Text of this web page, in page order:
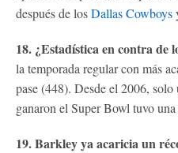
después de losDallas Cowboys
18. ¿Estadística en contra de
la temporada regular con más
pase (448). Desde el 2006,
ganaron el Super Bowl tuvo
19. Barkley ya acaricia un